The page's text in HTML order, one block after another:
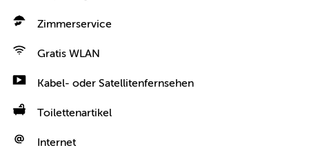
Zimmerservice
Gratis WLAN
Kabel- oder Satellitenfernsehen
Toilettenartikel
Internet